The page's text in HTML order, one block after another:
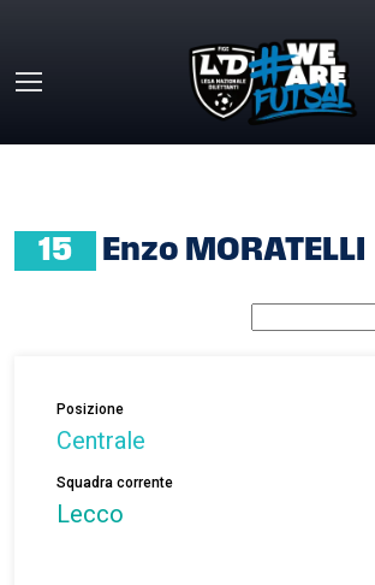
15 Enzo MORATELLI
Posizione
Centrale
Squadra corrente
Lecco